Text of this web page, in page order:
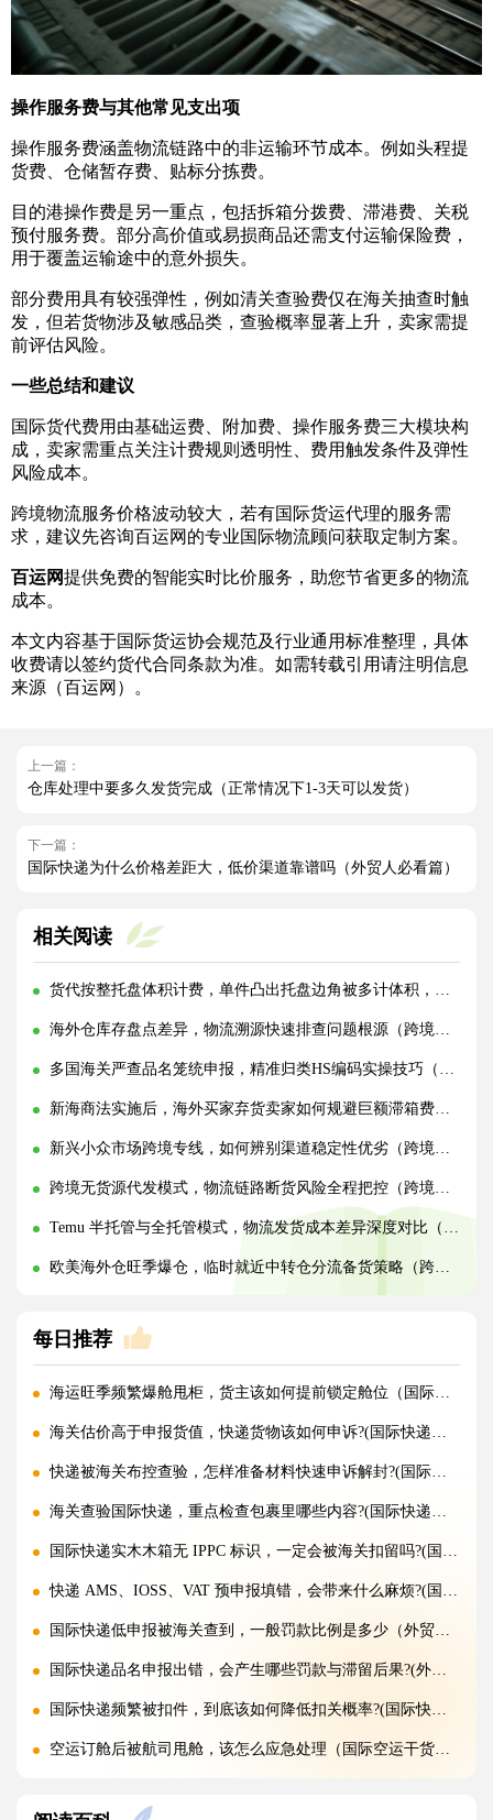
操作服务费与其他常见支出项
操作服务费涵盖物流链路中的非运输环节成本。例如头程提
货费、仓储暂存费、贴标分拣费。
目的港操作费是另一重点，包括拆箱分拨费、滞港费、关税
预付服务费。部分高价值或易损商品还需支付运输保险费，
用于覆盖运输途中的意外损失。
部分费用具有较强弹性，例如清关查验费仅在海关抽查时触
发，但若货物涉及敏感品类，查验概率显著上升，卖家需提
前评估风险。
一些总结和建议
国际货代费用由基础运费、附加费、操作服务费三大模块构
成，卖家需重点关注计费规则透明性、费用触发条件及弹性
风险成本。
跨境物流服务价格波动较大，若有国际货运代理的服务需
求，建议先咨询百运网的专业国际物流顾问获取定制方案。
百运网提供免费的智能实时比价服务，助您节省更多的物流
成本。
本文内容基于国际货运协会规范及行业通用标准整理，具体
收费请以签约货代合同条款为准。如需转载引用请注明信息
来源（百运网）。
上一篇：
仓库处理中要多久发货完成（正常情况下1-3天可以发货）
下一篇：
国际快递为什么价格差距大，低价渠道靠谱吗（外贸人必看篇）
相关阅读
货代按整托盘体积计费，单件凸出托盘边角被多计体积，整改打包实操方法（国际物流干货知识分享）
海外仓库存盘点差异，物流溯源快速排查问题根源（跨境物流干货知识分享）
多国海关严查品名笼统申报，精准归类HS编码实操技巧（国际物流干货知识分享）
新海商法实施后，海外买家弃货卖家如何规避巨额滞箱费（跨境电商卖家必看篇）
新兴小众市场跨境专线，如何辨别渠道稳定性优劣（跨境物流干货知识分享）
跨境无货源代发模式，物流链路断货风险全程把控（跨境物流干货知识分享）
Temu 半托管与全托管模式，物流发货成本差异深度对比（跨境物流干货知识分享）
欧美海外仓旺季爆仓，临时就近中转仓分流备货策略（跨境电商卖家请注意）
每日推荐
海运旺季频繁爆舱甩柜，货主该如何提前锁定舱位（国际海运干货知识分享）
海关估价高于申报货值，快递货物该如何申诉?(国际快递干货知识分享)
快递被海关布控查验，怎样准备材料快速申诉解封?(国际快递干货知识分享)
海关查验国际快递，重点检查包裹里哪些内容?(国际快递干货知识分享)
国际快递实木木箱无 IPPC 标识，一定会被海关扣留吗?(国际快递干货知识分享)
快递 AMS、IOSS、VAT 预申报填错，会带来什么麻烦?(国际快递干货知识分享)
国际快递低申报被海关查到，一般罚款比例是多少（外贸人请注意）
国际快递品名申报出错，会产生哪些罚款与滞留后果?(外贸人请注意)
国际快递频繁被扣件，到底该如何降低扣关概率?(国际快递干货知识分享)
空运订舱后被航司甩舱，该怎么应急处理（国际空运干货知识分享）